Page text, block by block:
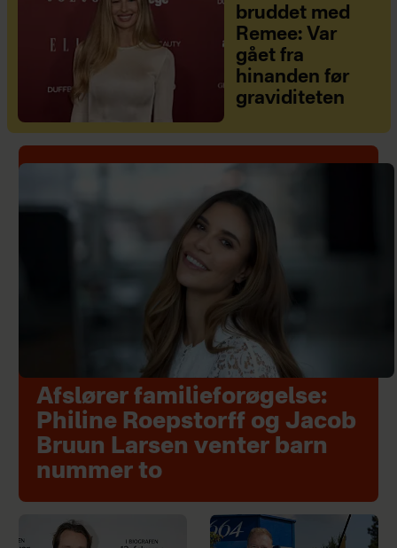
bruddet med
Remee: Var
gået fra
hinanden før
graviditeten
Afslører familieforøgelse:
Philine Roepstorff og Jacob
Bruun Larsen venter barn
nummer to